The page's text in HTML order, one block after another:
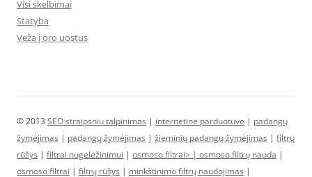
Visi skelbimai
Statyba
Veža į oro uostus
© 2013 SEO straipsniu talpinimas | internetine parduotuve | padangų
žymėjimas | padangų žymėjimas | žieminių padangų žymėjimas | filtrų
rūšys | filtrai nugeležinimui | osmoso filtrai> | osmoso filtrų nauda |
osmoso filtrai | filtrų rūšys | minkštinimo filtrų naudojimas |